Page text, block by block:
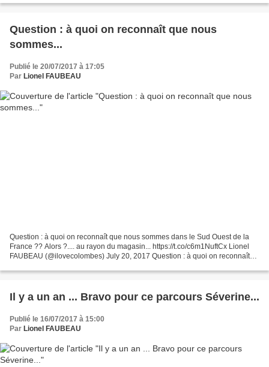
Question : à quoi on reconnaît que nous
sommes...
Publié le 20/07/2017 à 17:05
Par Lionel FAUBEAU
Question : à quoi on reconnaît que nous sommes dans le Sud Ouest de la
France ?? Alors ?.... au rayon du magasin... https://t.co/c6m1NuftCx Lionel
FAUBEAU (@ilovecolombes) July 20, 2017 Question : à quoi on reconnaît
Il y a un an ... Bravo pour ce parcours Séverine...
Publié le 16/07/2017 à 15:00
Par Lionel FAUBEAU